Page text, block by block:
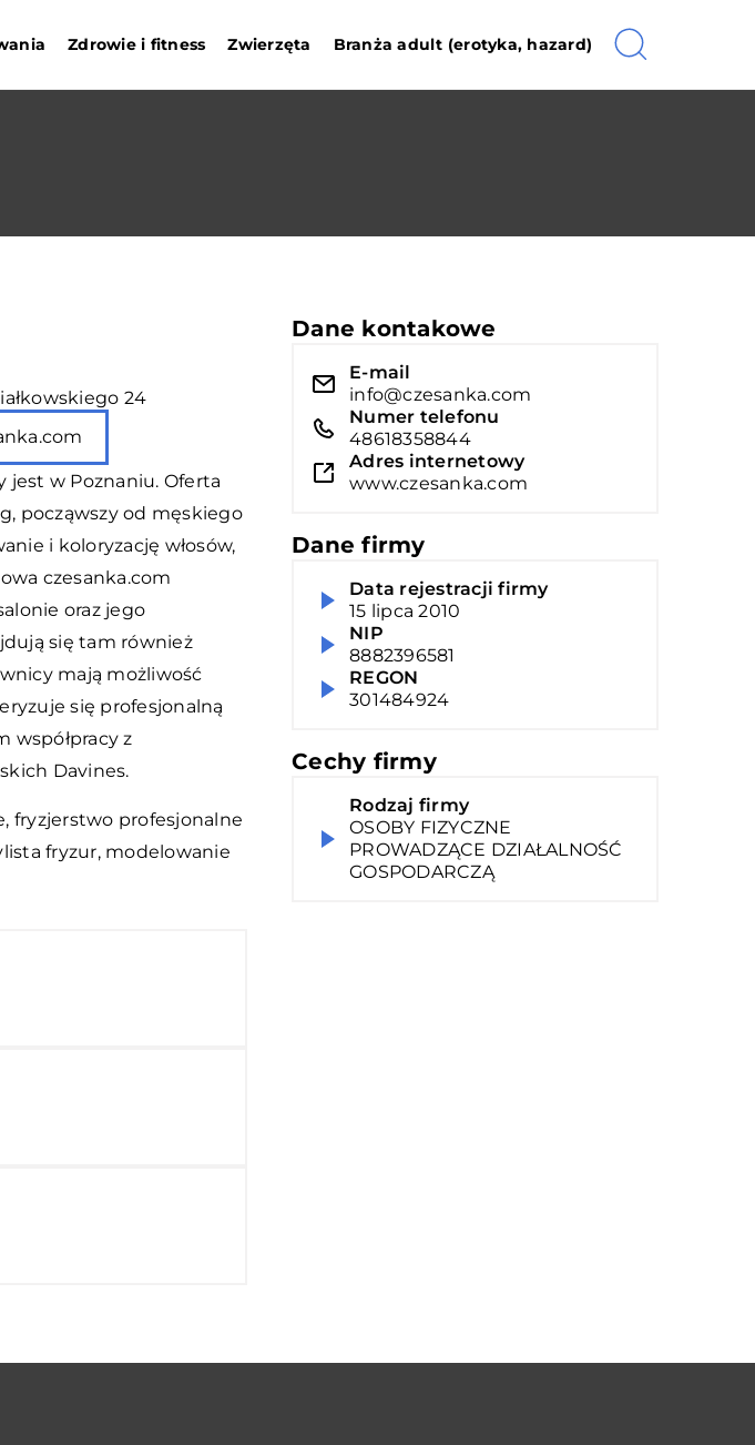
Zdrowie i fitness Zwierzęta Branża adult (erotyka, hazard)
24
jest w Poznaniu. Oferta
począwszy od męskiego
i koloryzację włosów,
czesanka.com
oraz jego
się tam również
mają możliwość
się profesjonalną
współpracy z
Davines.
fryzjerstwo profesjonalne
fryzur, modelowanie
Dane kontakowe
E-mail
info@czesanka.com
Numer telefonu
48618358844
Adres internetowy
www.czesanka.com
Dane firmy
Data rejestracji firmy
15 lipca 2010
NIP
8882396581
REGON
301484924
Cechy firmy
Rodzaj firmy
OSOBY FIZYCZNE
PROWADZĄCE DZIAŁALNOŚĆ
GOSPODARCZĄ